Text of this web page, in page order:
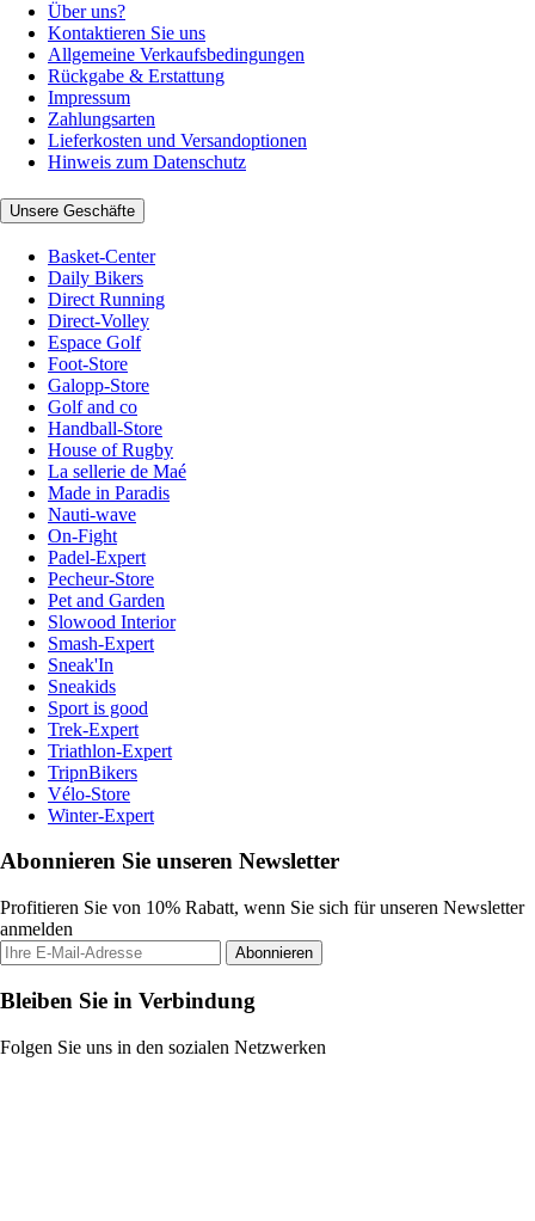
Über uns?
Kontaktieren Sie uns
Allgemeine Verkaufsbedingungen
Rückgabe & Erstattung
Impressum
Zahlungsarten
Lieferkosten und Versandoptionen
Hinweis zum Datenschutz
Unsere Geschäfte
Basket-Center
Daily Bikers
Direct Running
Direct-Volley
Espace Golf
Foot-Store
Galopp-Store
Golf and co
Handball-Store
House of Rugby
La sellerie de Maé
Made in Paradis
Nauti-wave
On-Fight
Padel-Expert
Pecheur-Store
Pet and Garden
Slowood Interior
Smash-Expert
Sneak'In
Sneakids
Sport is good
Trek-Expert
Triathlon-Expert
TripnBikers
Vélo-Store
Winter-Expert
Abonnieren Sie unseren Newsletter
Profitieren Sie von 10% Rabatt, wenn Sie sich für unseren Newsletter
anmelden
Abonnieren
Bleiben Sie in Verbindung
Folgen Sie uns in den sozialen Netzwerken